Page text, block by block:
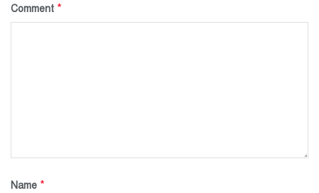
Comment *
Name *